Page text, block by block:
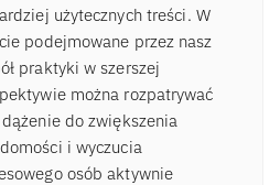
użytecznych treści. W
podejmowane przez nasz
praktyki w szerszej
można rozpatrywać
do zwiększenia
i wyczucia
osób aktywnie